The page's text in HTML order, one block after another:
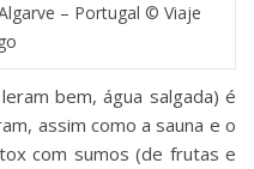
– Portugal © Viaje
bem, água salgada) é
assim como a sauna e o
com sumos (de frutas e